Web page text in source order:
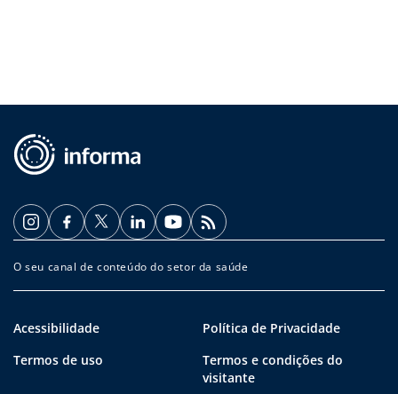
O seu canal de conteúdo do setor da saúde
Acessibilidade
Política de Privacidade
Termos de uso
Termos e condições do
visitante